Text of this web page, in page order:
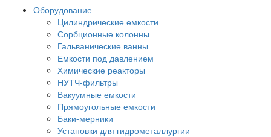
Оборудование
Цилиндрические емкости
Сорбционные колонны
Гальванические ванны
Емкости под давлением
Химические реакторы
НУТЧ-фильтры
Вакуумные емкости
Прямоугольные емкости
Баки-мерники
Установки для гидрометаллургии